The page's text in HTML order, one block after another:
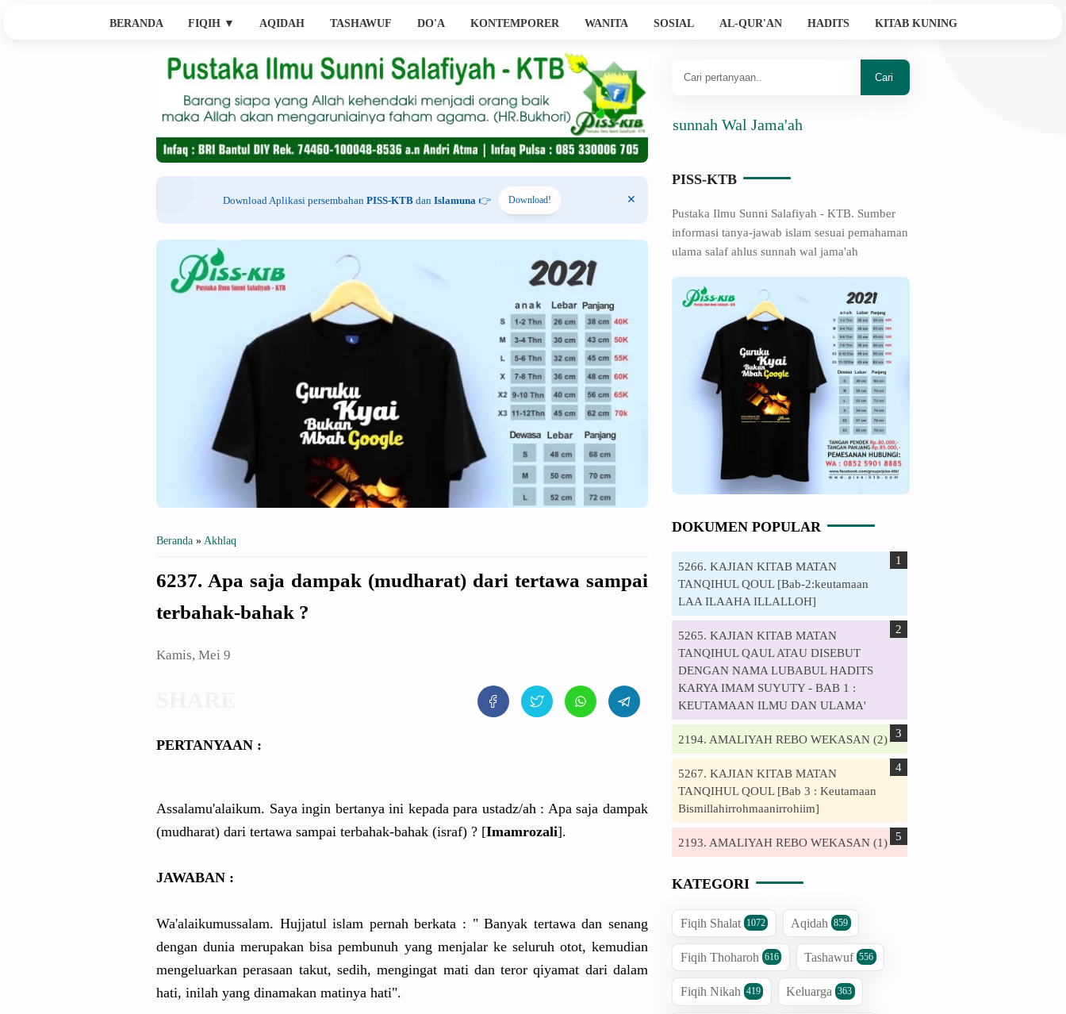
BERANDA FIQIH ▼ AQIDAH TASHAWUF DO'A KONTEMPORER WANITA SOSIAL AL-QUR'AN HADITS KITAB KUNING
Download Aplikasi persembahan PISS-KTBdan Islamuna 👉 Download!
Beranda » Akhlaq
6237. Apa saja dampak (mudharat) dari tertawa sampai
terbahak-bahak ?
Kamis, Mei 9
PERTANYAAN :
Assalamu'alaikum. Saya ingin bertanya ini kepada para ustadz/ah : Apa saja dampak
(mudharat) dari tertawa sampai terbahak-bahak (israf) ? [Imamrozali].
JAWABAN :
Wa'alaikumussalam. Hujjatul islam pernah berkata : " Banyak tertawa dan senang
dengan dunia merupakan bisa pembunuh yang menjalar ke seluruh otot, kemudian
mengeluarkan perasaan takut, sedih, mengingat mati dan teror qiyamat dari dalam
hati, inilah yang dinamakan matinya hati".
Ahlussunnah Wal Jama'ah
PISS-KTB
Pustaka Ilmu Sunni Salafiyah - KTB. Sumber
informasi tanya-jawab islam sesuai pemahaman
ulama salaf ahlus sunnah wal jama'ah
DOKUMEN POPULAR
5266. KAJIAN KITAB MATAN
TANQIHUL QOUL [Bab-2:keutamaan
LAA ILAAHA ILLALLOH]
5265. KAJIAN KITAB MATAN
TANQIHUL QAUL ATAU DISEBUT
DENGAN NAMA LUBABUL HADITS
KARYA IMAM SUYUTY - BAB 1 :
KEUTAMAAN ILMU DAN ULAMA'
2194. AMALIYAH REBO WEKASAN (2)
5267. KAJIAN KITAB MATAN
TANQIHUL QOUL [Bab 3 : Keutamaan
Bismillahirrohmaanirrohiim]
2193. AMALIYAH REBO WEKASAN (1)
KATEGORI
Fiqih Shalat 1072 Aqidah 859
Fiqih Thoharoh 616 Tashawuf 556
Fiqih Nikah 419 Keluarga 363